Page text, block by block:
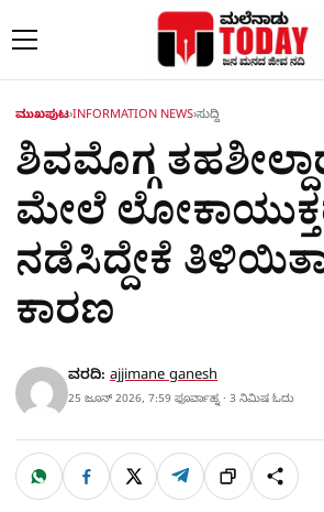
ಮುಖಪುಟ›INFORMATION NEWS›ಸುದ್ದಿ
ಶಿವಮೊಗ್ಗ
ಮೇಲೆ
ನಡೆಸಿದ್ದೇಕೆ
ಕಾರಣ
ವರದಿ: ajjimane ganesh
25 ಜೂನ್ 2026, 7:59 ಫೂರ್ವಾಹ್ನ · 3 ನಿಮಿಷ ಓದು
ಹಂಚಿಕೊಳ್ಳಿ
W
a
F
c
X T
l
ಲಿಂ
S